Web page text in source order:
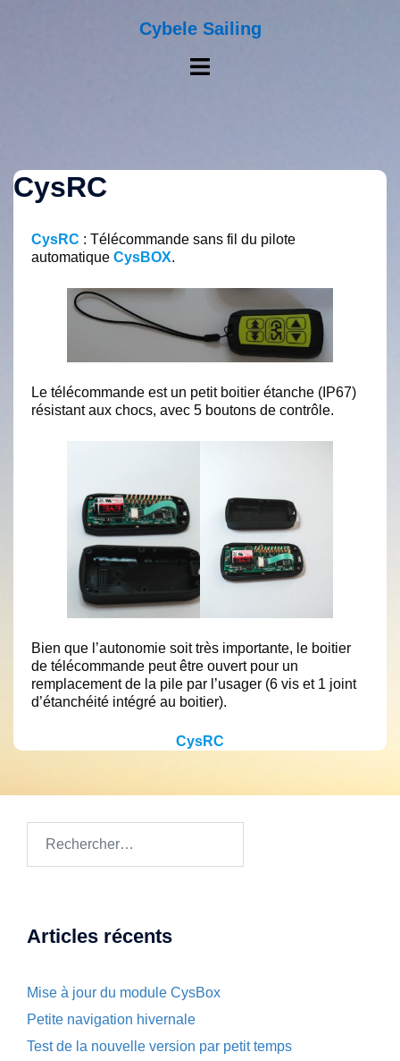
Cybele Sailing
Ouvrir/fermer
le
CysRC
CysRC : Télécommande sans fil du pilote
automatique CysBOX.
Le télécommande est un petit boitier étanche (IP67)
résistant aux chocs, avec 5 boutons de contrôle.
Bien que l’autonomie soit très importante, le boitier
de télécommande peut être ouvert pour un
remplacement de la pile par l’usager (6 vis et 1 joint
d’étanchéité intégré au boitier).
CysRC
Articles récents
Mise à jour du module CysBox
Petite navigation hivernale
Test de la nouvelle version par petit temps